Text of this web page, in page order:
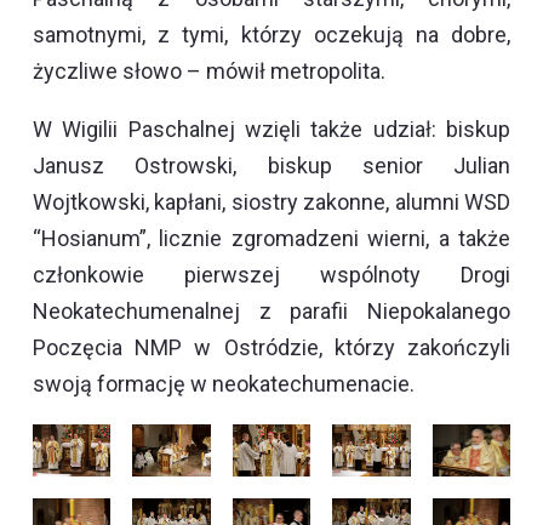
samotnymi, z tymi, którzy oczekują na dobre,
życzliwe słowo – mówił metropolita.
W Wigilii Paschalnej wzięli także udział: biskup
Janusz Ostrowski, biskup senior Julian
Wojtkowski, kapłani, siostry zakonne, alumni WSD
“Hosianum”, licznie zgromadzeni wierni, a także
członkowie pierwszej wspólnoty Drogi
Neokatechumenalnej z parafii Niepokalanego
Poczęcia NMP w Ostródzie, którzy zakończyli
swoją formację w neokatechumenacie.